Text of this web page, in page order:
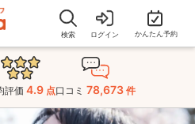
検索 ログイン かんたん予約
評価 4.9 点口コミ 78,673 件